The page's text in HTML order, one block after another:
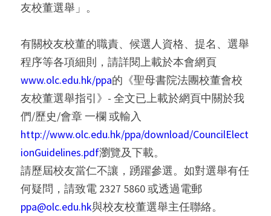
友校董選舉」。
有關校友校董的職責、候選人資格、提名、選舉
程序等各項細則，請詳閱上載於本會網頁
www.olc.edu.hk/ppa的《聖母書院法團校董會校
友校董選舉指引》- 全文已上載於網頁中關於我
們/歷史/會章 一欄 或輸入
http://www.olc.edu.hk/ppa/download/CouncilElect
ionGuidelines.pdf瀏覽及下載。
請歷屆校友當仁不讓，踴躍參選。如對選舉有任
何疑問，請致電 2327 5860 或透過電郵
ppa@olc.edu.hk與校友校董選舉主任聯絡。